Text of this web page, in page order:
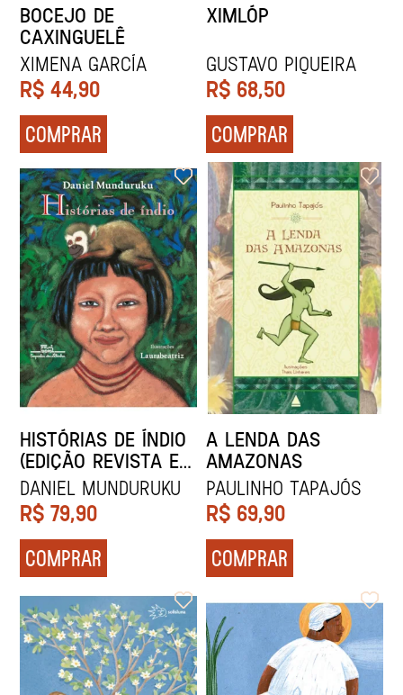
BOCEJO DE
CAXINGUELÊ
Ximena García
R$ 44,90
COMPRAR
XIMLÓP
Gustavo Piqueira
R$ 68,50
COMPRAR
HISTÓRIAS DE ÍNDIO
(EDIÇÃO REVISTA E
ATUALIZADA)
Daniel Munduruku
R$ 79,90
COMPRAR
A LENDA DAS
AMAZONAS
PAULINHO TAPAJÓS
R$ 69,90
COMPRAR